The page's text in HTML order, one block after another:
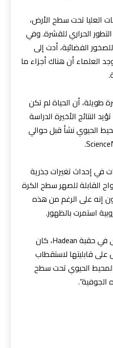
العليا تحت سطح الأرض،
الحراري للقشرة. وفي
الفضائية، أدت إلى
العلماء أن هناك أجزاء ما
طويلة، أن الحياة لم تكن
سنة، تؤيد النتائج الأخيرة الدراسة
الحيوي نشأ قبل حوالي
في إحداث تغيرات جذرية
القابلة للصهر سطح الكرة
إنه على الرغم من هذه
استمرت بالظهور.
ويقول مؤلفو الدراسة: “حتى في حقبة Hadean، كان
على قابليتها لاستقطاب
المحيط الحيوي تحت سطح